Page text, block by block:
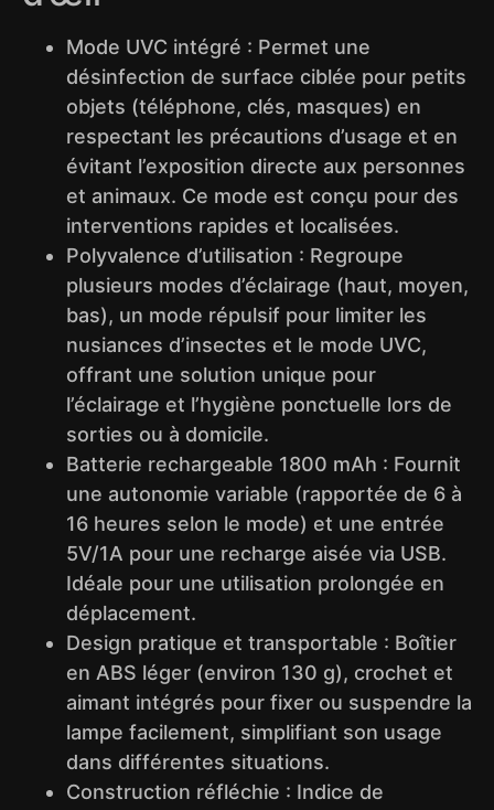
Mode UVC intégré : Permet une
désinfection de surface ciblée pour petits
objets (téléphone, clés, masques) en
respectant les précautions d’usage et en
évitant l’exposition directe aux personnes
et animaux. Ce mode est conçu pour des
interventions rapides et localisées.
Polyvalence d’utilisation : Regroupe
plusieurs modes d’éclairage (haut, moyen,
bas), un mode répulsif pour limiter les
nusiances d’insectes et le mode UVC,
offrant une solution unique pour
l’éclairage et l’hygiène ponctuelle lors de
sorties ou à domicile.
Batterie rechargeable 1800 mAh : Fournit
une autonomie variable (rapportée de 6 à
16 heures selon le mode) et une entrée
5V/1A pour une recharge aisée via USB.
Idéale pour une utilisation prolongée en
déplacement.
Design pratique et transportable : Boîtier
en ABS léger (environ 130 g), crochet et
aimant intégrés pour fixer ou suspendre la
lampe facilement, simplifiant son usage
dans différentes situations.
Construction réfléchie : Indice de